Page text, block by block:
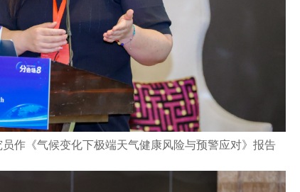
作《气候变化下极端天气健康风险与预警应对》报告